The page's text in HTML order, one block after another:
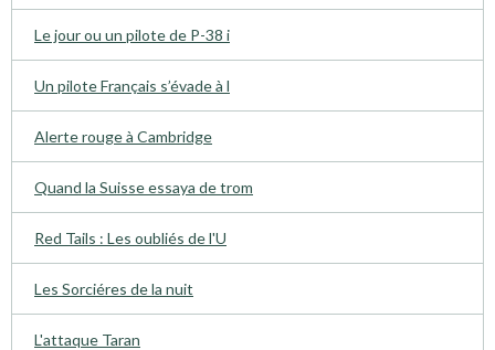
Le jour ou un pilote de P-38 i
Un pilote Français s’évade à l
Alerte rouge à Cambridge
Quand la Suisse essaya de trom
Red Tails : Les oubliés de l'U
Les Sorciéres de la nuit
L'attaque Taran